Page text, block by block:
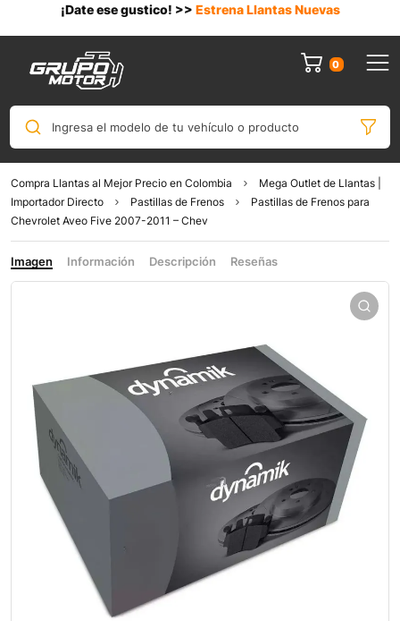
¡Date ese gustico! >> Estrena Llantas Nuevas
0
Ingresa el modelo de tu vehículo o producto
Compra Llantas al Mejor Precio en Colombia
Mega Outlet de Llantas |
Importador Directo
Pastillas de Frenos
Pastillas de Frenos para
Chevrolet Aveo Five 2007-2011 – Chev
Imagen Información Descripción Reseñas